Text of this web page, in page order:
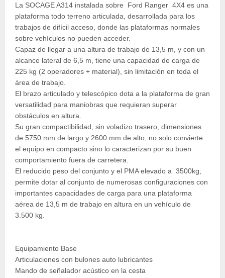
La SOCAGE A314 instalada sobre Ford Ranger 4X4 es una
plataforma todo terreno articulada, desarrollada para los
trabajos de difícil acceso, donde las plataformas normales
sobre vehículos no pueden acceder.
Capaz de llegar a una altura de trabajo de 13,5 m, y con un
alcance lateral de 6,5 m, tiene una capacidad de carga de
225 kg (2 operadores + material), sin limitación en toda el
área de trabajo.
El brazo articulado y telescópico dota a la plataforma de gran
versatilidad para maniobras que requieran superar
obstáculos en altura.
Su gran compactibilidad, sin voladizo trasero, dimensiones
de 5750 mm de largo y 2600 mm de alto, no solo convierte
el equipo en compacto sino lo caracterizan por su buen
comportamiento fuera de carretera.
El reducido peso del conjunto y el PMA elevado a 3500kg,
permite dotar al conjunto de numerosas configuraciones con
importantes capacidades de carga para una plataforma
aérea de 13,5 m de trabajo en altura en un vehículo de
3.500 kg.
Equipamiento Base
Articulaciones con bulones auto lubricantes
Mando de señalador acústico en la cesta